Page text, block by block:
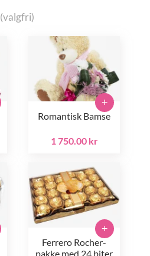
(valgfri)
Romantisk Bamse
1 750.00 kr
+
Ferrero Rocher-
pakke med 24 biter
+